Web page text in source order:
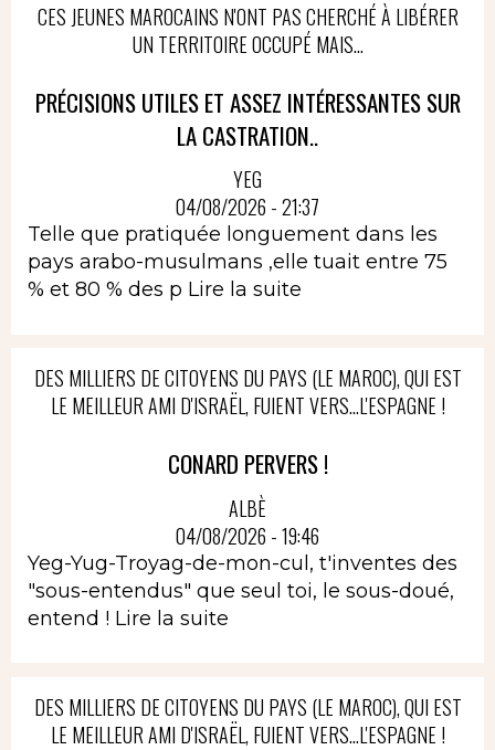
CES JEUNES MAROCAINS N'ONT PAS CHERCHÉ À LIBÉRER
UN TERRITOIRE OCCUPÉ MAIS...
PRÉCISIONS UTILES ET ASSEZ INTÉRESSANTES SUR
LA CASTRATION..
YEG
04/08/2026 - 21:37
Telle que pratiquée longuement dans les
pays arabo-musulmans ,elle tuait entre 75
% et 80 % des p Lire la suite
DES MILLIERS DE CITOYENS DU PAYS (LE MAROC), QUI EST
LE MEILLEUR AMI D'ISRAËL, FUIENT VERS...L'ESPAGNE !
CONARD PERVERS !
ALBÈ
04/08/2026 - 19:46
Yeg-Yug-Troyag-de-mon-cul, t'inventes des
"sous-entendus" que seul toi, le sous-doué,
entend ! Lire la suite
DES MILLIERS DE CITOYENS DU PAYS (LE MAROC), QUI EST
LE MEILLEUR AMI D'ISRAËL, FUIENT VERS...L'ESPAGNE !